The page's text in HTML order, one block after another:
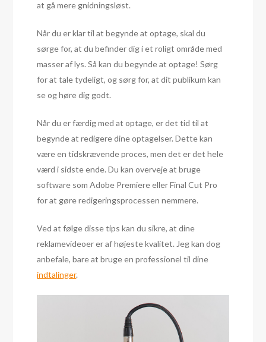
at gå mere gnidningsløst.
Når du er klar til at begynde at optage, skal du
sørge for, at du befinder dig i et roligt område med
masser af lys. Så kan du begynde at optage! Sørg
for at tale tydeligt, og sørg for, at dit publikum kan
se og høre dig godt.
Når du er færdig med at optage, er det tid til at
begynde at redigere dine optagelser. Dette kan
være en tidskrævende proces, men det er det hele
værd i sidste ende. Du kan overveje at bruge
software som Adobe Premiere eller Final Cut Pro
for at gøre redigeringsprocessen nemmere.
Ved at følge disse tips kan du sikre, at dine
reklamevideoer er af højeste kvalitet. Jeg kan dog
anbefale, bare at bruge en professionel til dine
indtalinger.